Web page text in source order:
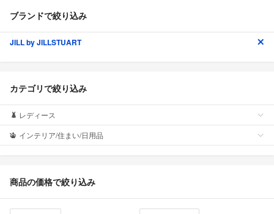
ブランドで絞り込み
JILL by JILLSTUART
カテゴリで絞り込み
レディース
インテリア/住まい/日用品
商品の価格で絞り込み